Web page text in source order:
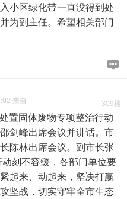
小区绿化带一直没得到处
为副主任。希望相关部门
309楼
来自
置固体废物专项整治行动
剑峰出席会议并讲话。市
陈林出席会议。副市长张
刻不容缓，各部门单位要
起来、动起来，坚决打赢
坚战，切实守牢全市生态